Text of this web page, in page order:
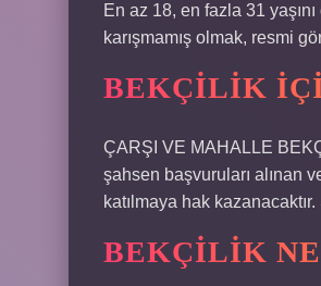
En az 18, en fazla 31
karışmamış olmak, resmi
BEKÇILIK
ÇARŞI VE MAHALLE
şahsen başvuruları alınan
katılmaya hak kazanacaktır.
BEKÇILIK